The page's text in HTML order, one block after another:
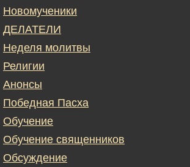
Новомученики
ДЕЛАТЕЛИ
Неделя молитвы
Религии
Анонсы
Победная Пасха
Обучение
Обучение священников
Обсуждение